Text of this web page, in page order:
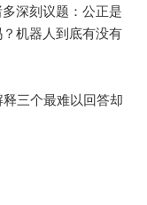
深刻议题：公正是
机器人到底有没有
三个最难以回答却